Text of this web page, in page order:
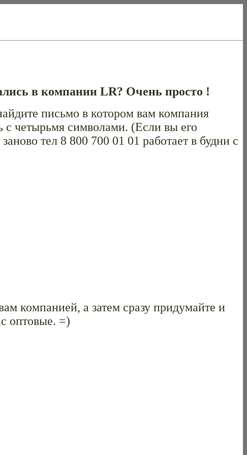
в компании LR? Очень просто !
письмо в котором вам компания
четырьмя символами. (Если вы его
тел 8 800 700 01 01 работает в будни с
компанией, а затем сразу придумайте и
оптовые. =)